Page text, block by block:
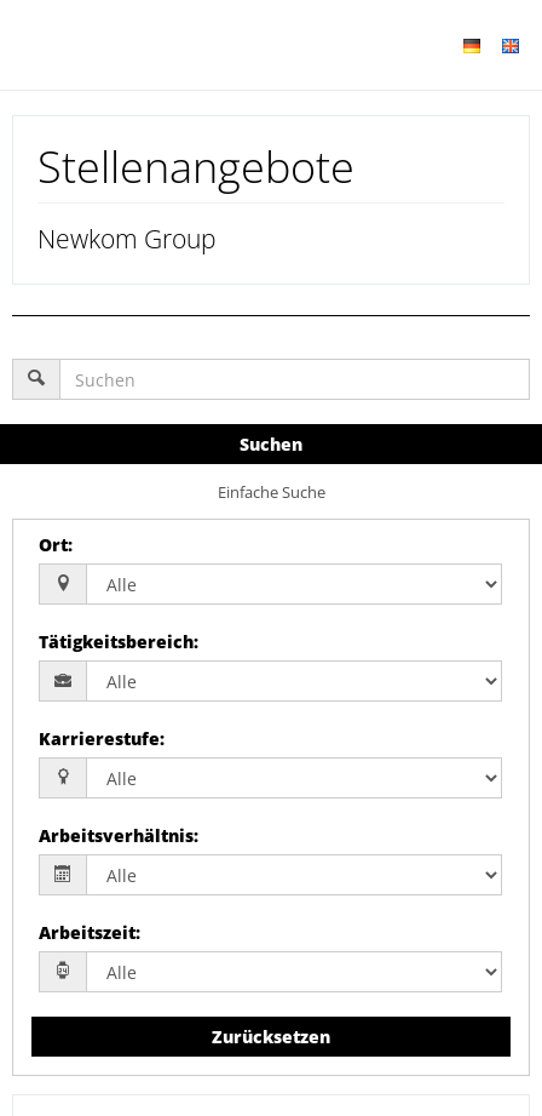
Stellenangebote
Newkom Group
Suchen
Einfache Suche
Ort:
Tätigkeitsbereich:
Karrierestufe:
Arbeitsverhältnis:
Arbeitszeit:
Zurücksetzen